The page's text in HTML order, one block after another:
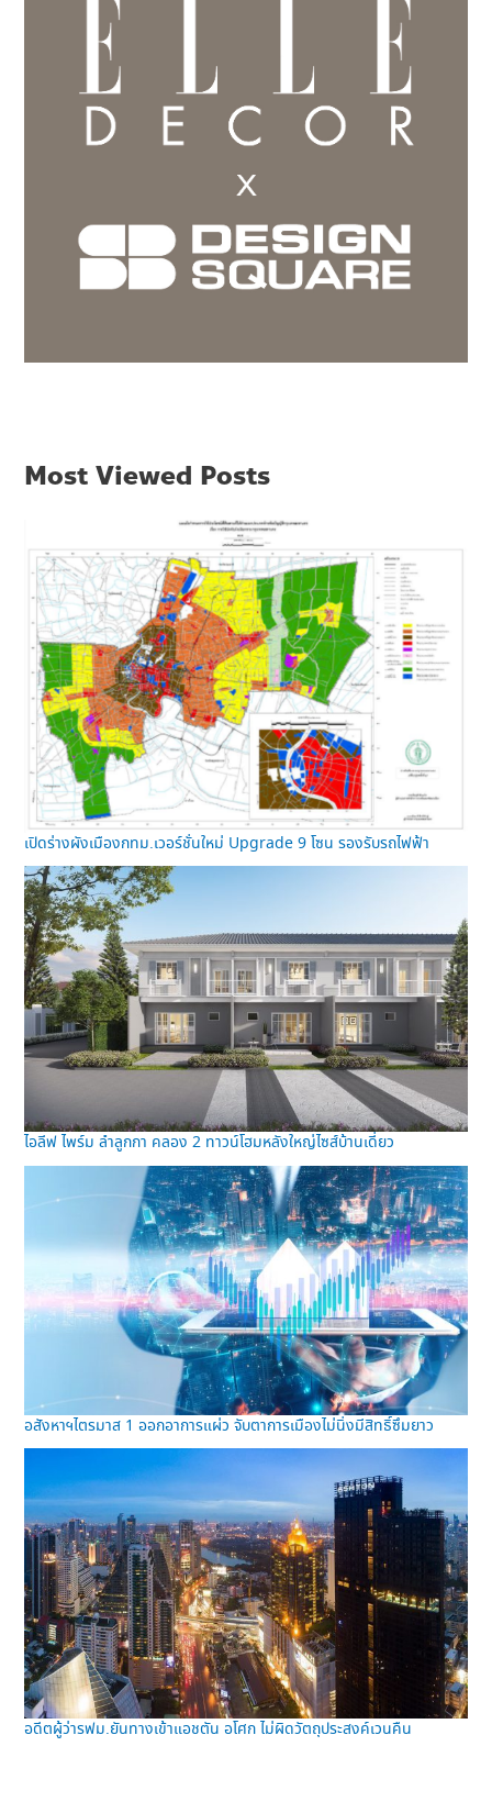
Most Viewed Posts
เปิดร่างผังเมืองกทม.เวอร์ชั่นใหม่ Upgrade 9 โซน รองรับรถไฟฟ้า
ไอลีฟ ไพร์ม ลำลูกกา คลอง 2 ทาวน์โฮมหลังใหญ่ไซส์บ้านเดี่ยว
อสังหาฯไตรมาส 1 ออกอาการแผ่ว จับตาการเมืองไม่นิ่งมีสิทธิ์ซึมยาว
อดีตผู้ว่ารฟม.ยันทางเข้าแอชตัน อโศก ไม่ผิดวัตถุประสงค์เวนคืน